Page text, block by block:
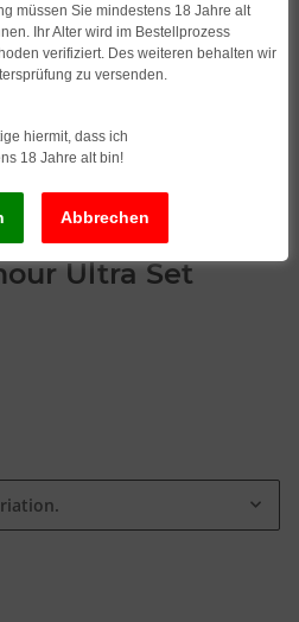
Ultra Set
müssen Sie mindestens 18 Jahre alt
Ihr Alter wird im Bestellprozess
verifiziert. Des weiteren behalten wir
zu versenden.
hiermit, dass ich
18 Jahre alt bin!